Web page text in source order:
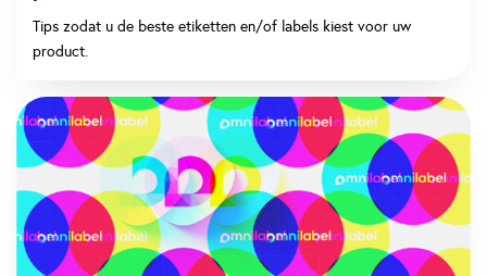
Tips zodat u de beste etiketten en/of labels kiest voor uw
product.